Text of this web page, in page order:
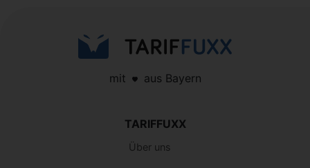
mit aus Bayern
TARIFFUXX
Über uns